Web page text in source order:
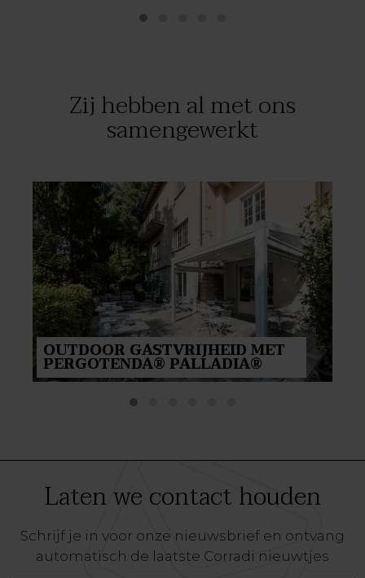
Zij hebben al met ons
samengewerkt
OUTDOOR GASTVRIJHEID MET
PERGOTENDA® PALLADIA®
Laten we contact houden
Schrijf je in voor onze nieuwsbrief en ontvang
automatisch de laatste Corradi nieuwtjes